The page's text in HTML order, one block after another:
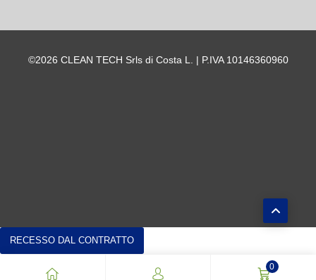
0
©2026 CLEAN TECH Srls di Costa L. | P.IVA 10146360960
RECESSO DAL CONTRATTO